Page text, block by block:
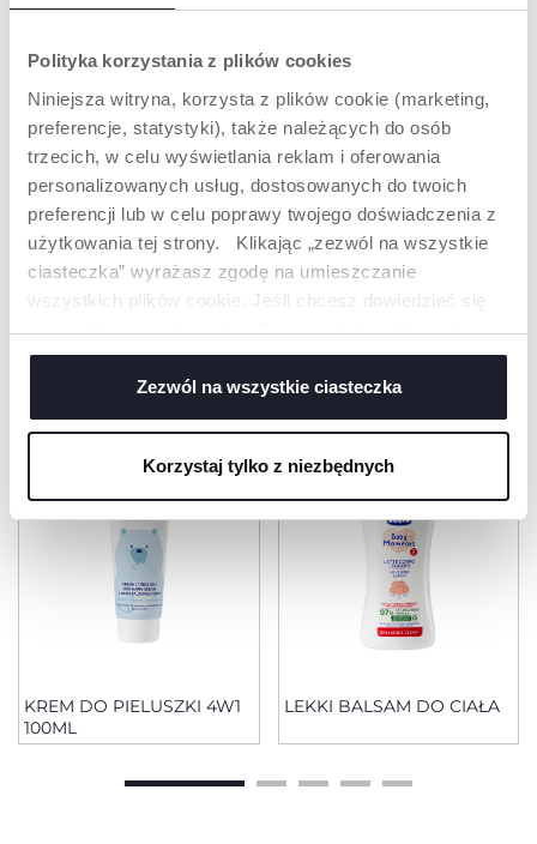
Polityka korzystania z plików cookies
Niniejsza witryna, korzysta z plików cookie (marketing,
preferencje, statystyki), także należących do osób
trzecich, w celu wyświetlania reklam i oferowania
personalizowanych usług, dostosowanych do twoich
preferencji lub w celu poprawy twojego doświadczenia z
użytkowania tej strony. Klikając „zezwól na wszystkie
ciasteczka” wyrażasz zgodę na umieszczanie
wszystkich plików cookie. Jeśli chcesz dowiedzieć się
więcej lub wyrazić zgodę tylko na niektóre pliki cookie,
kliknij „Ustawienia”. Zamykając ten baner, wyrażasz
zgodę na używanie wyłącznie technicznych plików
cookie, które są niezbędne dla żądanej usługi.
Zezwól na wszystkie ciasteczka
Korzystaj tylko z niezbędnych
produkt, dbasz nie
tylko o pielęgnację,
ale również o planetę.
Nasze opakowania
zostały
zaprojektowane z
myślą o
zrównoważonym
rozwoju.
Formuła zawiera 99%
pochodzenia
naturalnego.
PRODUKTY, KTÓRE MOGĄ CIĘ
ZAINTERESOWAĆ
KREM DO PIELUSZKI 4W1
100ML
LEKKI BALSAM DO CIAŁA